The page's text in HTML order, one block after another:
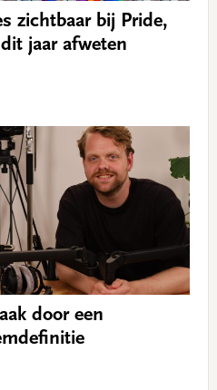
zichtbaar bij Pride,
jaar afweten
door een